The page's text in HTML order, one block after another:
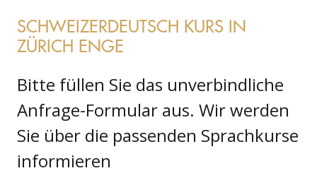
SCHWEIZERDEUTSCH KURS IN
ZÜRICH ENGE
Bitte füllen Sie das unverbindliche
Anfrage-Formular aus. Wir werden
Sie über die passenden Sprachkurse
informieren